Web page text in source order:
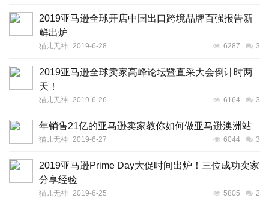
2019亚马逊全球开店中国出口跨境品牌百强报告新
鲜出炉
猫儿无神 2019-6-28 6287 3
2019亚马逊全球卖家高峰论坛暨直采大会倒计时两
天！
猫儿无神 2019-6-26 6164 3
年销售21亿的亚马逊卖家教你如何做亚马逊澳洲站
猫儿无神 2019-6-27 6044 3
2019亚马逊Prime Day大促时间出炉！三位成功卖家
分享经验
猫儿无神 2019-6-25 5805 2